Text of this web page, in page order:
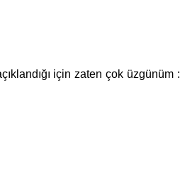
için zaten çok üzgünüm :